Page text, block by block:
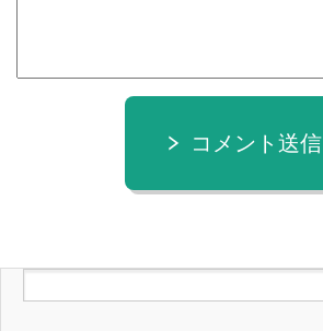
コメント送信